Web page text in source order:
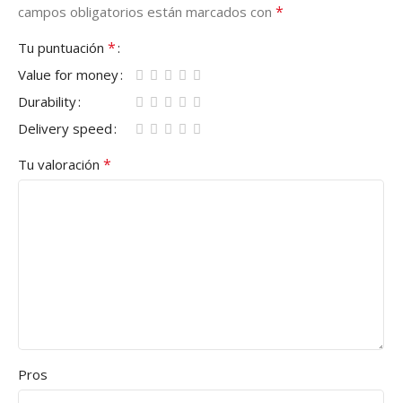
campos obligatorios están marcados con *
Tu puntuación *
Value for money
Durability
Delivery speed
Tu valoración *
Pros